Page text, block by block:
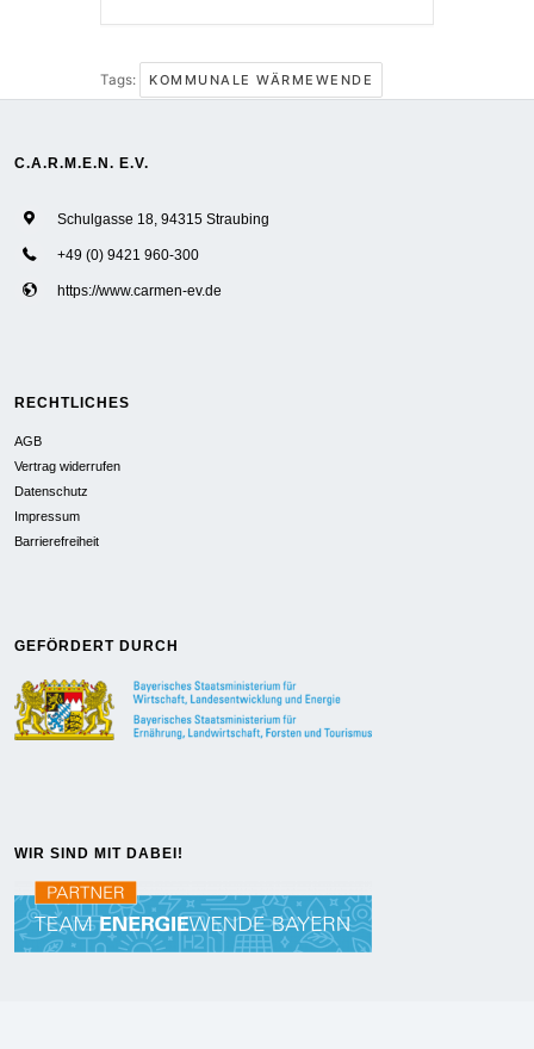
Tags: KOMMUNALE WÄRMEWENDE
C.A.R.M.E.N. E.V.
Schulgasse 18, 94315 Straubing
+49 (0) 9421 960-300
https://www.carmen-ev.de
RECHTLICHES
AGB
Vertrag widerrufen
Datenschutz
Impressum
Barrierefreiheit
GEFÖRDERT DURCH
WIR SIND MIT DABEI!